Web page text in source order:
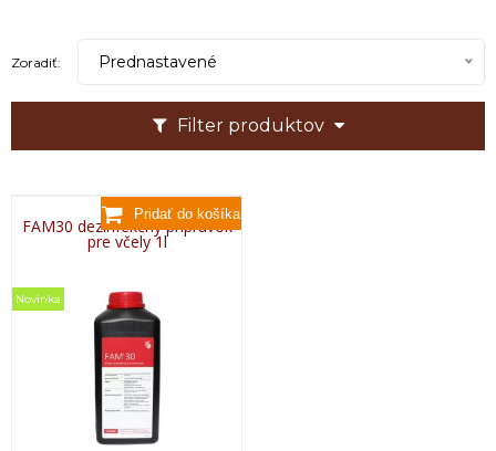
Filter produktov
Zoradiť: Prednastavené
FAM30 dezinfekčný prípravok
pre včely 1l
Novinka